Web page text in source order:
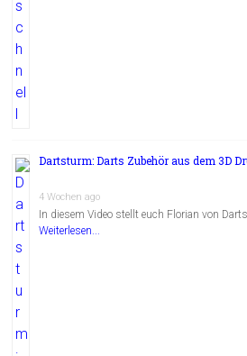
Dartsturm: Darts Zubehör aus dem 3D
4 Wochen ago
In diesem Video stellt euch Florian von
Weiterlesen...